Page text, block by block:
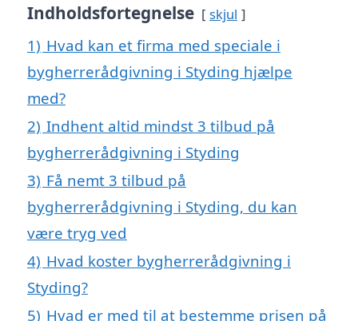
Indholdsfortegnelse skjul
1) Hvad kan et firma med speciale i
bygherrerådgivning i Styding hjælpe
med?
2) Indhent altid mindst 3 tilbud på
bygherrerådgivning i Styding
3) Få nemt 3 tilbud på
bygherrerådgivning i Styding, du kan
være tryg ved
4) Hvad koster bygherrerådgivning i
Styding?
5) Hvad er med til at bestemme prisen på